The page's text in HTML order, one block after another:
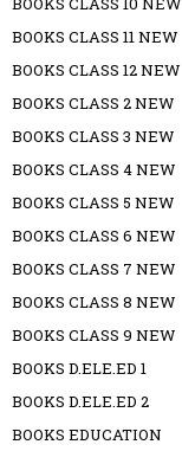
BOOKS CLASS 11 NEW
BOOKS CLASS 12 NEW
BOOKS CLASS 2 NEW
BOOKS CLASS 3 NEW
BOOKS CLASS 4 NEW
BOOKS CLASS 5 NEW
BOOKS CLASS 6 NEW
BOOKS CLASS 7 NEW
BOOKS CLASS 8 NEW
BOOKS CLASS 9 NEW
BOOKS D.ELE.ED 1
BOOKS D.ELE.ED 2
BOOKS EDUCATION